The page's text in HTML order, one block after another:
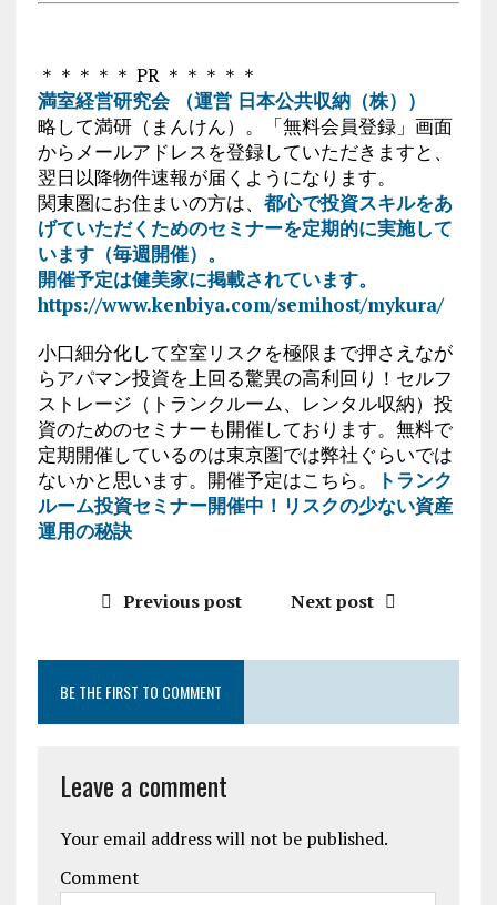
＊＊＊＊＊ PR ＊＊＊＊＊
満室経営研究会 （運営 日本公共収納（株））
略して満研（まんけん）。「無料会員登録」画面
からメールアドレスを登録していただきますと、
翌日以降物件速報が届くようになります。
関東圏にお住まいの方は、 都心で投資スキルをあ
げていただくためのセミナーを定期的に実施して
います（毎週開催）。
開催予定は健美家に掲載されています。
https://www.kenbiya.com/semihost/mykura/
小口細分化して空室リスクを極限まで押さえなが
らアパマン投資を上回る驚異の高利回り！セルフ
ストレージ（トランクルーム、レンタル収納）投
資のためのセミナーも開催しております。無料で
定期開催しているのは東京圏では弊社ぐらいでは
ないかと思います。開催予定はこちら。
トランク
ルーム投資セミナー開催中！リスクの少ない資産
運用の秘訣
Previous post Next post
BE THE FIRST TO COMMENT
Leave a comment
Your email address will not be published.
Comment